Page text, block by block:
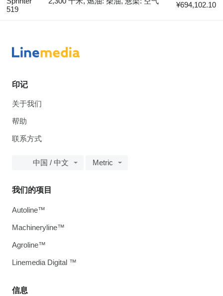
519
¥694,102.10
印记
关于我们
帮助
联系方式
中国 / 中文 Metric
信息
我们的项目
Autoline™
Machineryline™
Agroline™
Linemedia Digital ™